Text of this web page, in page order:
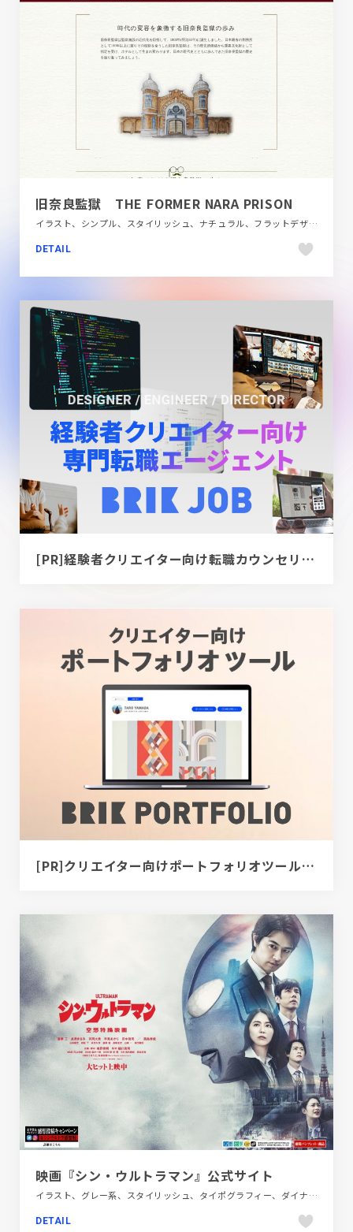
旧奈良監獄 THE FORMER NARA PRISON
イラスト、シンプル、スタイリッシュ、ナチュラル、フラットデザイン、ブラウン系、ベージュ・ゴールド系、ポップ、商業施設・レジャー、地域・団体・活動、施設・店舗サイト、旅行・ホテル・観光
DETAIL
[PR]経験者クリエイター向け転職カウンセリング｜デザイナー / ディレクター / エンジニア
[PR]クリエイター向けポートフォリオツール｜BRIK PORTFOLIO
映画『シン・ウルトラマン』公式サイト
イラスト、グレー系、スタイリッシュ、タイポグラフィー、ダイナミック、テレビ・アニメ・映画・芸能、フラットデザイン、ブラック系 、ブランド・サービスサイト、ポップ
DETAIL